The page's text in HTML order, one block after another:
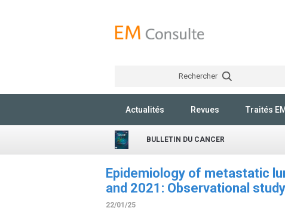
Rechercher
Actualités Revues Traités
BULLETIN DU CANCER
Epidemiology of metastatic
and 2021: Observational
22/01/25